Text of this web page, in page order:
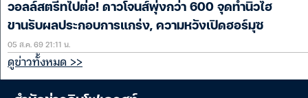
วอลล์สตรีทไปต่อ! ดาวโจนส์พุ่งกว่า 600 จุดทำนิวไฮ
ขานรับผลประกอบการแกร่ง, ความหวังเปิดฮอร์มุซ
05 ส.ค. 69 21:11 น.
ดูข่าวทั้งหมด >>